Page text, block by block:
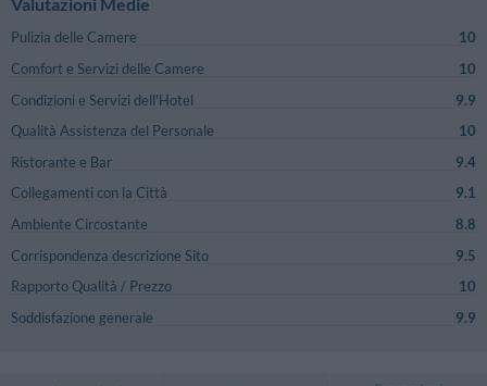
Pulizia delle Camere
10
Comfort e Servizi delle Camere
10
Condizioni e Servizi dell'Hotel
9.9
Qualità Assistenza del Personale
10
Ristorante e Bar
9.4
Collegamenti con la Città
9.1
Ambiente Circostante
8.8
Corrispondenza descrizione Sito
9.5
Rapporto Qualità / Prezzo
10
Soddisfazione generale
9.9